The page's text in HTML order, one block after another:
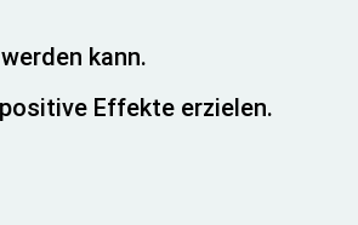
kann.
Effekte erzielen.